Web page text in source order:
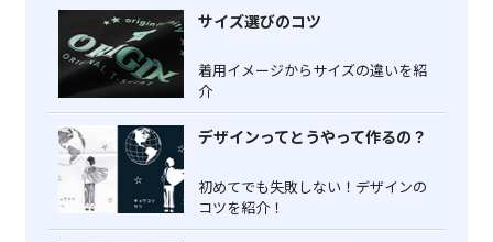
サイズ選びのコツ
着用イメージからサイズの違いを紹
介
デザインってとうやって作るの？
初めてでも失敗しない！デザインの
コツを紹介！